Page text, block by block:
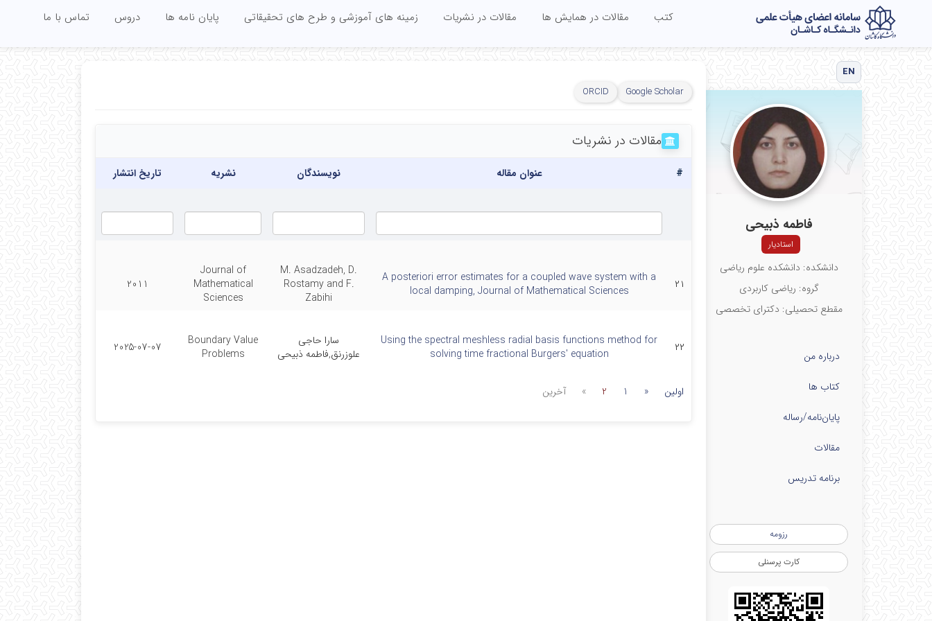
کتب مقالات در همایش ها مقالات در نشریات زمینه های آموزشی و طرح های تحقیقاتی پایان نامه ها دروس تماس با ما
EN
فاطمه ذبیحی
استادیار
دانشکده: دانشکده علوم ریاضی
گروه: ریاضی کاربردی
مقطع تحصیلی: دکترای تخصصی
درباره من
کتاب ها
پایان‌نامه‌/رساله
مقالات
برنامه تدریس
رزومه
کارت پرسنلی
Google Scholar
ORCID
مقالات در نشریات
# عنوان مقاله نویسندگان نشریه تاریخ انتشار
۲۱
A posteriori error estimates for a coupled wave system with a
local damping, Journal of Mathematical Sciences
M. Asadzadeh, D.
Rostamy and F.
Zabihi
Journal of
Mathematical
Sciences
2011
۲۲
Using the spectral meshless radial basis functions method for
solving time fractional Burgers' equation
سارا حاجی
علوزرنق,فاطمه ذبیحی
Boundary Value
Problems
2025-07-07
اولین «
1
2
» آخرین